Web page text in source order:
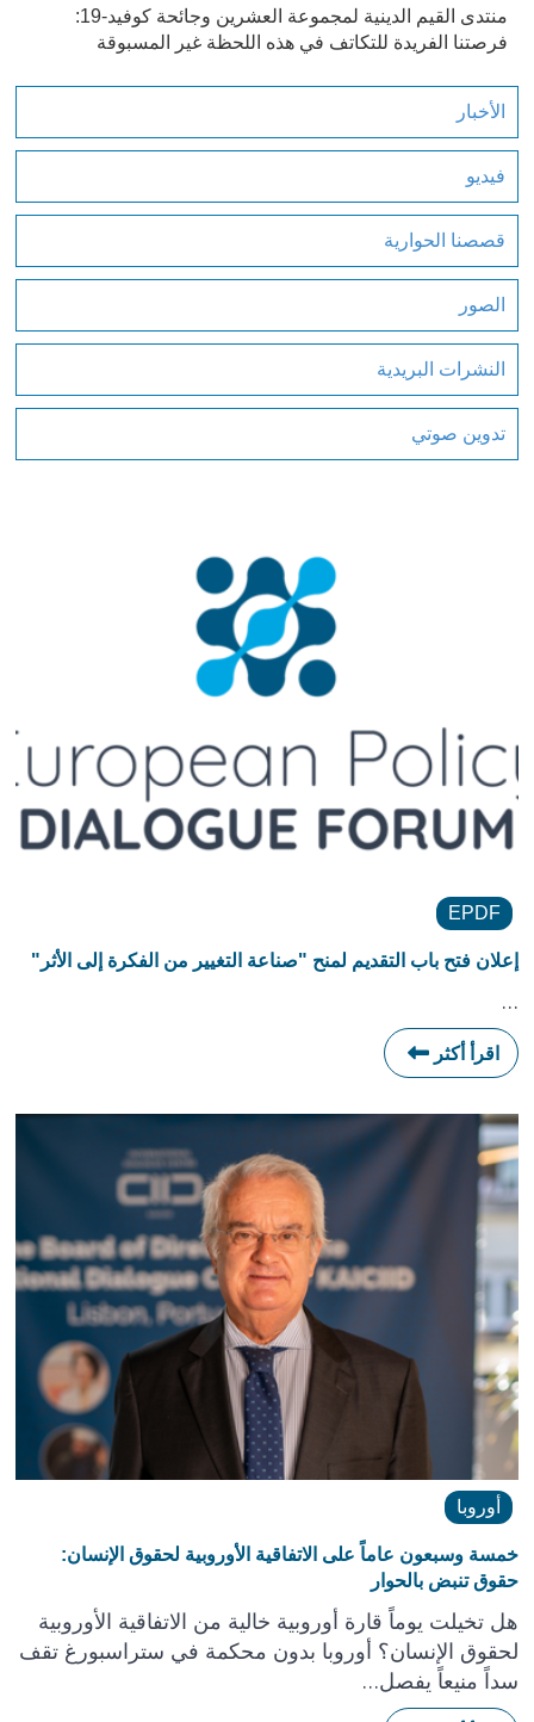
منتدى القيم الدينية لمجموعة العشرين وجائحة كوفيد-19:
فرصتنا الفريدة للتكاتف في هذه اللحظة غير المسبوقة
الأخبار
فيديو
قصصنا الحوارية
الصور
النشرات البريدية
تدوين صوتي
EPDF
إعلان فتح باب التقديم لمنح "صناعة التغيير من الفكرة إلى الأثر"
…
اقرأ أكثر
أوروبا
خمسة وسبعون عاماً على الاتفاقية الأوروبية لحقوق الإنسان:
حقوق تنبض بالحوار
هل تخيلت يوماً قارة أوروبية خالية من الاتفاقية الأوروبية
لحقوق الإنسان؟ أوروبا بدون محكمة في ستراسبورغ تقف
سداً منيعاً يفصل…